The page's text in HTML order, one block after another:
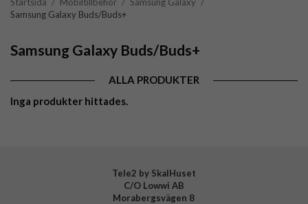
Samsung Galaxy Buds/Buds+
Samsung Galaxy Buds/Buds+
ALLA PRODUKTER
Inga produkter hittades.
Tele2 by SkalHuset
C/O Lowwi AB
Morabergsvägen 8